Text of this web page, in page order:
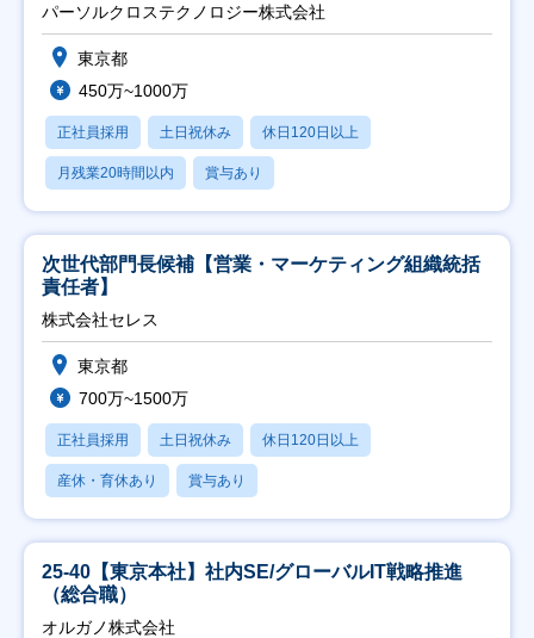
パーソルクロステクノロジー株式会社
東京都
450万~1000万
正社員採用 土日祝休み 休日120日以上
月残業20時間以内 賞与あり
次世代部門長候補【営業・マーケティング組織統括
責任者】
株式会社セレス
東京都
700万~1500万
正社員採用 土日祝休み 休日120日以上
産休・育休あり 賞与あり
25-40【東京本社】社内SE/グローバルIT戦略推進
（総合職）
オルガノ株式会社